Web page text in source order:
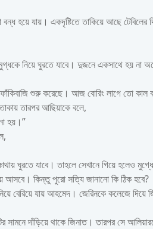
বন্ধ হয়ে যায়। একদৃষ্টিতে তাকিয়ে আছে
নিয়ে ঘুরতে যাবে। দুজনে একসাথে হয় না
শুরু করেছে। আজ বোরিং লাগে তো কাল
তারপর আছিয়াকে বলে,
হয়।”
ঘুরতে যাবে। তাহলে সেখানে গিয়ে হলেও
আসবে। কিন্তু পুরো সত্যি জানানো কি ঠিক হবে?
বেরিয়ে যায় আহমেদ। জেরিনকে কলেজে দিয়ে
সামনে দাঁড়িয়ে থাকে জিনাত। তারপর সে